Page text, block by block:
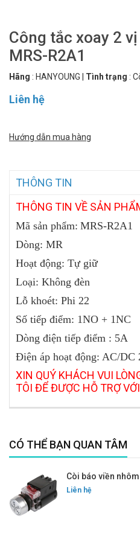
Công tắc xoay 2
MRS-R2A1
Hãng : HANYOUNG Tình trạng :
Liên hệ
Hướng dẫn mua hàng
THÔNG TIN
THÔNG TIN VỀ SẢN
Mã sản phẩm: MRS-R2A1
Dòng: MR
Hoạt động: Tự giữ
Loại: Không đèn
Lỗ khoét: Phi 22
Số tiếp điểm: 1NO + 1NC
Dòng điện tiếp điểm : 5A
Điện áp hoạt động: AC/DC
XIN QUÝ KHÁCH VUI
TÔI ĐỂ ĐƯỢC HỖ TRỢ
CÓ THỂ BẠN QUAN TÂM
Còi báo viền
Liên hệ